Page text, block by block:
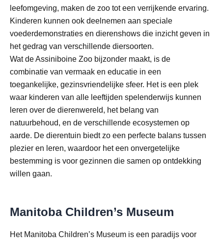
leefomgeving, maken de zoo tot een verrijkende ervaring.
Kinderen kunnen ook deelnemen aan speciale
voederdemonstraties en dierenshows die inzicht geven in
het gedrag van verschillende diersoorten.
Wat de Assiniboine Zoo bijzonder maakt, is de
combinatie van vermaak en educatie in een
toegankelijke, gezinsvriendelijke sfeer. Het is een plek
waar kinderen van alle leeftijden spelenderwijs kunnen
leren over de dierenwereld, het belang van
natuurbehoud, en de verschillende ecosystemen op
aarde. De dierentuin biedt zo een perfecte balans tussen
plezier en leren, waardoor het een onvergetelijke
bestemming is voor gezinnen die samen op ontdekking
willen gaan.
Manitoba Children’s Museum
Het Manitoba Children’s Museum is een paradijs voor